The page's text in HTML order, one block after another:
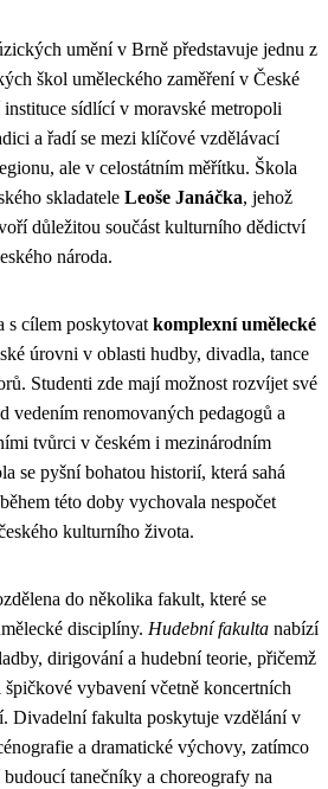
umění v Brně představuje jednu z
škol uměleckého zaměření v České
sídlící v moravské metropoli
a řadí se mezi klíčové vzdělávací
ale v celostátním měřítku. Škola
skladatele Leoše Janáčka, jehož
důležitou součást kulturního dědictví
národa.
s cílem poskytovat komplexní umělecké
úrovni v oblasti hudby, divadla, tance
Studenti zde mají možnost rozvíjet své
vedením renomovaných pedagogů a
tvůrci v českém i mezinárodním
se pyšní bohatou historií, která sahá
této doby vychovala nespočet
kulturního života.
do několika fakult, které se
disciplíny. Hudební fakulta nabízí
dirigování a hudební teorie, přičemž
vybavení včetně koncertních
Divadelní fakulta poskytuje vzdělání v
a dramatické výchovy, zatímco
tanečníky a choreografy na